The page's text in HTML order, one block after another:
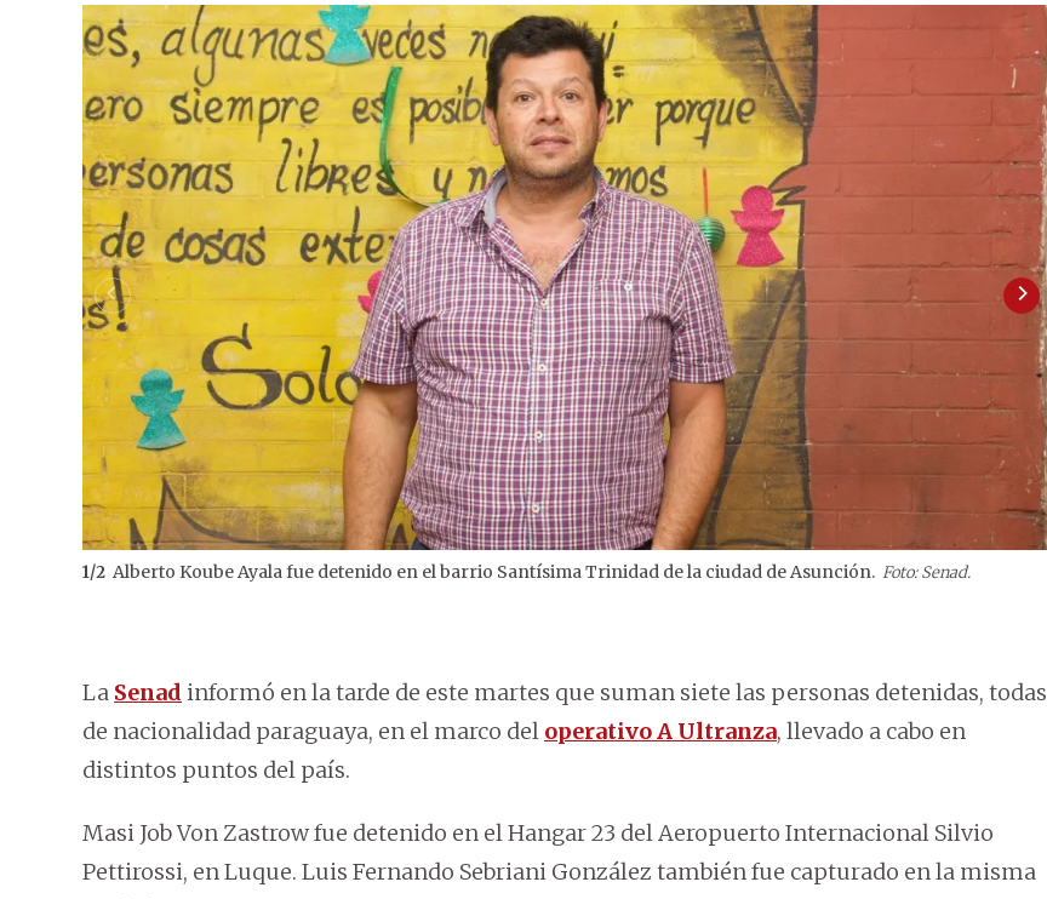
1/2 Alberto Koube Ayala fue detenido en el barrio Santísima Trinidad de la ciudad de Asunción. Foto: Senad.
La Senad informó en la tarde de este martes que suman siete las personas detenidas, todas
de nacionalidad paraguaya, en el marco del operativo A Ultranza, llevado a cabo en
distintos puntos del país.
Masi Job Von Zastrow fue detenido en el Hangar 23 del Aeropuerto Internacional Silvio
Pettirossi, en Luque. Luis Fernando Sebriani González también fue capturado en la misma